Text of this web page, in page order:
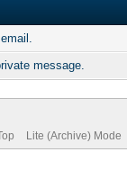
message.
Lite (Archive) Mode